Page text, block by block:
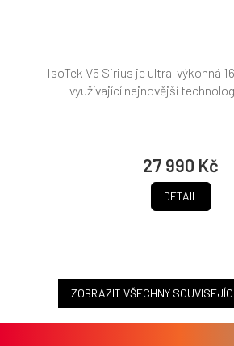
27 990 Kč
DETAIL
IsoTek V5 Sirius je ultra-výkonná
využívající nejnovější
ZOBRAZIT VŠECHNY